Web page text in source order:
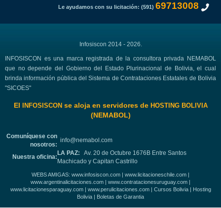
Le ayudamos con su licitación: (591) 69713008
Infosiscon 2014 - 2026.
INFOSISCON es una marca registrada de la consultora privada NEMABOL
que no depende del Gobierno del Estado Plurinacional de Bolivia, el cual
brinda información pública del Sistema de Contrataciones Estatales de Bolivia
"SICOES"
El INFOSISCONse aloja en servidores de HOSTING BOLIVIA
(NEMABOL)
Comuníquese con
nosotros:
info@nemabol.com
Nuestra oficina:
LA PAZ: Av. 20 de Octubre 1676B Entre Santos
Machicado y Capitan Castrillo
WEBS AMIGAS: www.infosiscon.com | www.licitacioneschile.com |
www.argentinalicitaciones.com | www.contratacionesuruguay.com |
www.licitacionesparaguay.com| www.perulicitaciones.com| Cursos Bolivia| Hosting
Bolivia | Boletas de Garantia